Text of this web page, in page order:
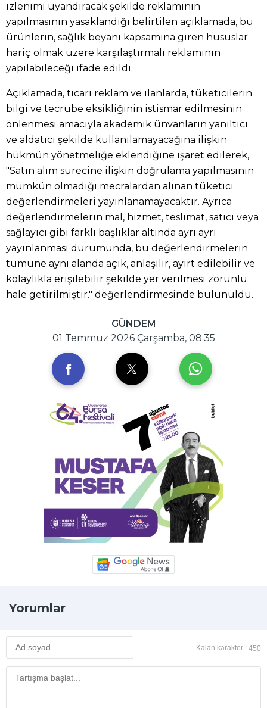
izlenimi uyandıracak şekilde reklamının
yapılmasının yasaklandığı belirtilen açıklamada, bu
ürünlerin, sağlık beyanı kapsamına giren hususlar
hariç olmak üzere karşılaştırmalı reklamının
yapılabileceği ifade edildi.
Açıklamada, ticari reklam ve ilanlarda, tüketicilerin
bilgi ve tecrübe eksikliğinin istismar edilmesinin
önlenmesi amacıyla akademik ünvanların yanıltıcı
ve aldatıcı şekilde kullanılamayacağına ilişkin
hükmün yönetmeliğe eklendiğine işaret edilerek,
"Satın alım sürecine ilişkin doğrulama yapılmasının
mümkün olmadığı mecralardan alınan tüketici
değerlendirmeleri yayınlanamayacaktır. Ayrıca
değerlendirmelerin mal, hizmet, teslimat, satıcı veya
sağlayıcı gibi farklı başlıklar altında ayrı ayrı
yayınlanması durumunda, bu değerlendirmelerin
tümüne aynı alanda açık, anlaşılır, ayırt edilebilir ve
kolaylıkla erişilebilir şekilde yer verilmesi zorunlu
hale getirilmiştir." değerlendirmesinde bulunuldu.
GÜNDEM
01 Temmuz 2026 Çarşamba, 08:35
Yorumlar
Kalan karakter : 450